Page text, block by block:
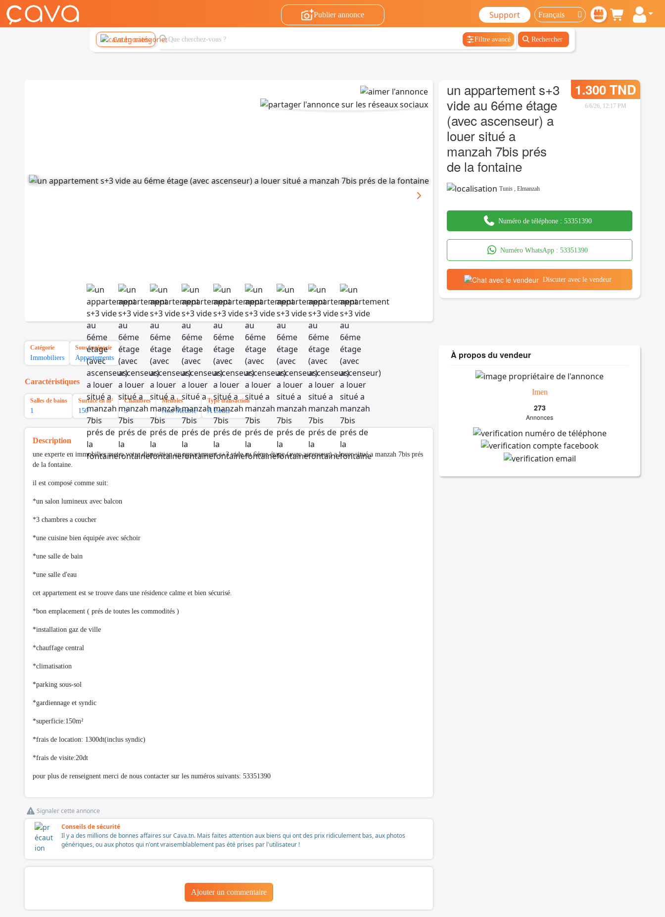
Publier annonce Support
Catégories Filtre avancé Rechercher
un appartement s+3
vide au 6éme étage
(avec ascenseur) a
louer situé a
manzah 7bis prés
de la fontaine
1.300 TND
6/6/26, 12:17 PM
Tunis ,Elmanzah
Numéro de téléphone : 53351390
Numéro WhatsApp :53351390
Discuter avec le vendeur
Catégorie
Immobiliers
Sous-catégorie
Appartements
Caractéristiques
Salles de bains
1
Surface en m²
150
Chambres
3
Meubles
Non Meublé
Type transaction
A Louer
Description
une experte en immobilier met a votre disposition un appartement s+3 vide au 6éme étage (avec ascenseur) a louer situé a manzah 7bis prés
de la fontaine.
il est composé comme suit:
*un salon lumineux avec balcon
*3 chambres a coucher
*une cuisine bien équipée avec séchoir
*une salle de bain
*une salle d'eau
cet appartement est se trouve dans une résidence calme et bien sécurisé.
*bon emplacement ( prés de toutes les commodités )
*installation gaz de ville
*chauffage central
*climatisation
*parking sous-sol
*gardiennage et syndic
*superficie:150m²
*frais de location: 1300dt(inclus syndic)
*frais de visite:20dt
pour plus de renseignent merci de nous contacter sur les numéros suivants: 53351390
Signaler cette annonce
Conseils de sécurité
Il y a des millions de bonnes affaires sur Cava.tn. Mais faites attention aux biens qui ont des prix ridiculement bas, aux photos
génériques, ou aux photos qui n'ont vraisemblablement pas été prises par l'utilisateur !
Ajouter un commentaire
À propos du vendeur
Imen
273
Annonces